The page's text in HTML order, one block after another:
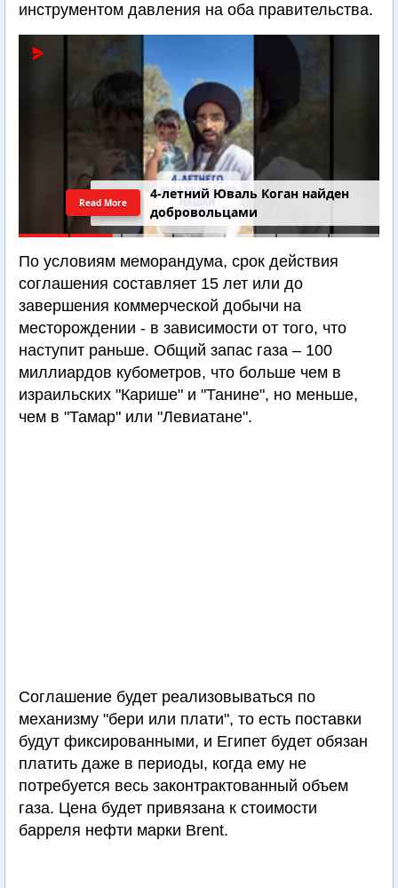
инструментом давления на оба правительства.
4-летний Юваль Коган найден
добровольцами
Read More
По условиям меморандума, срок действия
соглашения составляет 15 лет или до
завершения коммерческой добычи на
месторождении - в зависимости от того, что
наступит раньше. Общий запас газа – 100
миллиардов кубометров, что больше чем в
израильских "Карише" и "Танине", но меньше,
чем в "Тамар" или "Левиатане".
Соглашение будет реализовываться по
механизму "бери или плати", то есть поставки
будут фиксированными, и Египет будет обязан
платить даже в периоды, когда ему не
потребуется весь законтрактованный объем
газа. Цена будет привязана к стоимости
барреля нефти марки Brent.